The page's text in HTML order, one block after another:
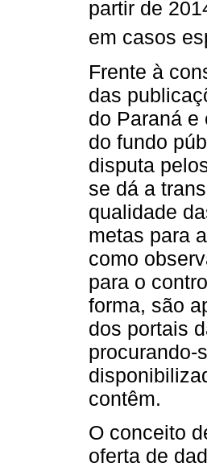
partir de
em casos
Frente à
das
do Paraná e
do fundo
disputa
se dá a
qualidade
metas para
como
para o
forma, são
dos portais
procurando-
contêm.
O conceito
oferta de